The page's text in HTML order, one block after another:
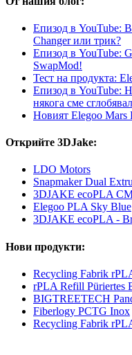
Епизод в YouTube:
Changer или трик?
Епизод в YouTube:
SwapMod!
Тест на продукта:
Епизод в YouTube:
някога сме
Новият Elegoo Mars
Открийте 3DJake:
LDO Motors
Snapmaker Dual
3DJAKE ecoPLA
Elegoo PLA Sky Blue
3DJAKE ecoPLA -
Нови продукти:
Recycling Fabrik
rPLA Refill Püriertes
BIGTREETECH
Fiberlogy PCTG Inox
Recycling Fabrik